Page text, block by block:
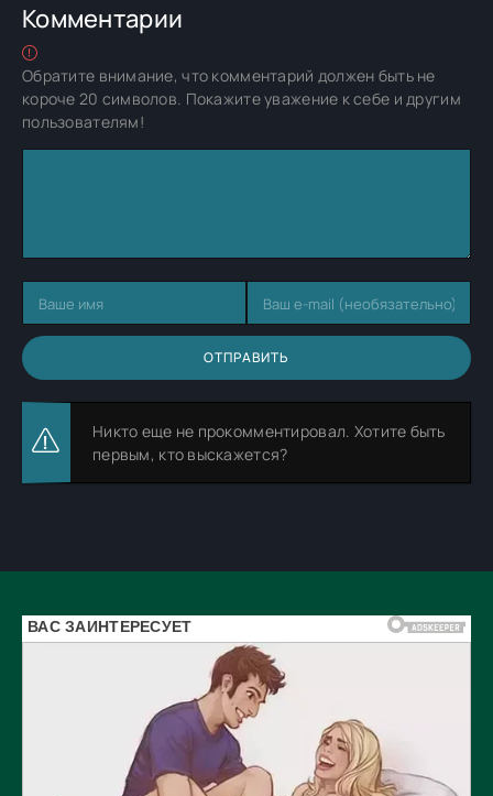
Комментарии
Обратите внимание, что комментарий должен быть не
короче 20 символов. Покажите уважение к себе и другим
пользователям!
ОТПРАВИТЬ
Никто еще не прокомментировал. Хотите быть
первым, кто выскажется?